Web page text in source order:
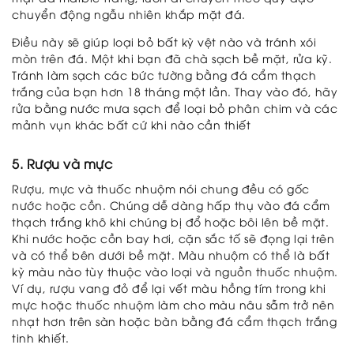
chuyển động ngẫu nhiên khắp mặt đá.
Điều này sẽ giúp loại bỏ bất kỳ vệt nào và tránh xói
mòn trên đá. Một khi bạn đã chà sạch bề mặt, rửa kỹ.
Tránh làm sạch các bức tường bằng đá cẩm thạch
trắng của bạn hơn 18 tháng một lần. Thay vào đó, hãy
rửa bằng nước mưa sạch để loại bỏ phân chim và các
mảnh vụn khác bất cứ khi nào cần thiết
5. Rượu và mực
Rượu, mực và thuốc nhuộm nói chung đều có gốc
nước hoặc cồn. Chúng dễ dàng hấp thụ vào đá cẩm
thạch trắng khô khi chúng bị đổ hoặc bôi lên bề mặt.
Khi nước hoặc cồn bay hơi, cặn sắc tố sẽ đọng lại trên
và có thể bên dưới bề mặt. Màu nhuộm có thể là bất
kỳ màu nào tùy thuộc vào loại và nguồn thuốc nhuộm.
Ví dụ, rượu vang đỏ để lại vết màu hồng tím trong khi
mực hoặc thuốc nhuộm làm cho màu nâu sẫm trở nên
nhạt hơn trên sàn hoặc bàn bằng đá cẩm thạch trắng
tinh khiết.